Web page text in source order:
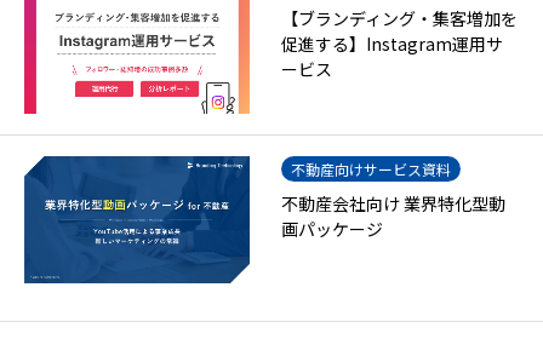
【ブランディング・集客増加を
促進する】Instagram運用サ
ービス
不動産向けサービス資料
不動産会社向け 業界特化型動
画パッケージ